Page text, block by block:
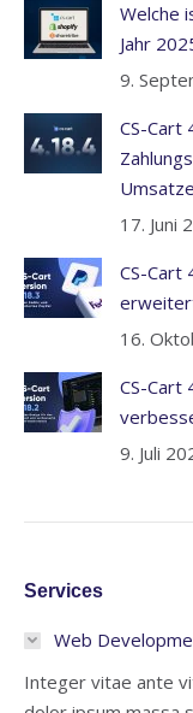
Welche
Jahr
9.
CS-Cart
17. Juni
CS-Cart
16.
CS-Cart
9. Juli
Services
Web
Integer vitae ante